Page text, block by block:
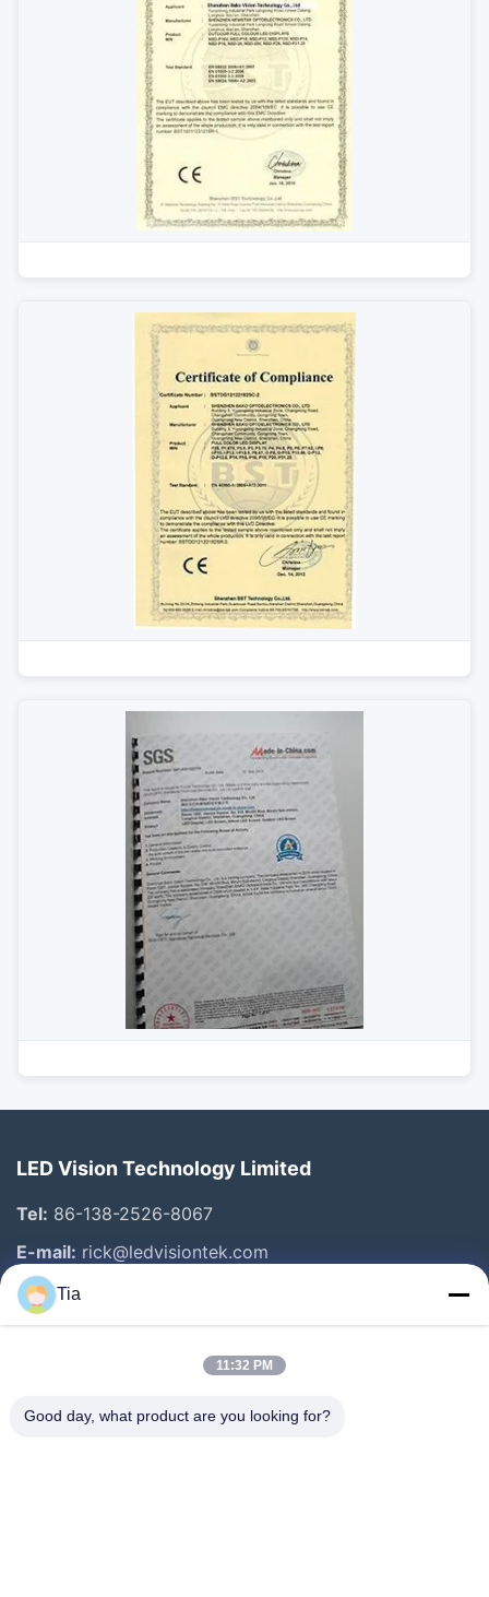
LED Vision Technology Limited
Tel: 86-138-2526-8067
E-mail: rick@ledvisiontek.com
Snelle Links
Producten
Tia
11:32 PM
Good day, what product are you looking for?